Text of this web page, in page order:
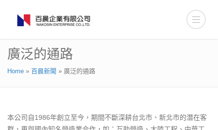
廣泛的通路
Home » 百晨新聞 » 廣泛的通路
本公司自1986年創立至今，期間不斷深耕台北市、新北市的潛在客